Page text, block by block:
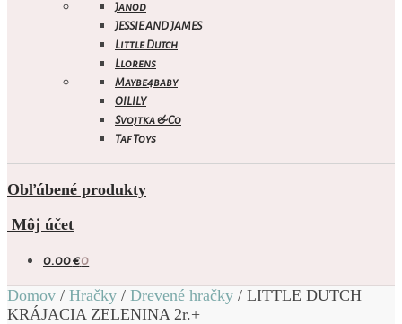
Janod
JESSIE AND JAMES
Little Dutch
Llorens
Maybe4baby
OILILY
Svojtka & Co
Taf Toys
Obľúbené produkty
Môj účet
0.00€0
Domov / Hračky / Drevené hračky / LITTLE DUTCH
KRÁJACIA ZELENINA 2r.+